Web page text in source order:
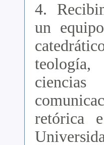
4.
un
retórica